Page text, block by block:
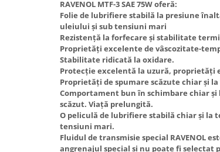
RAVENOL MTF-3 SAE 75W oferă:
Folie de lubrifiere stabilă la presiune
uleiului și sub tensiuni mari
Rezistență la forfecare și stabilitate
Proprietăți excelente de vâscozitate-
Stabilitate ridicată la oxidare.
Protecție excelentă la uzură, proprietăți
Proprietăți de spumare scăzute chiar și
Comportament bun în schimbare chiar
scăzut. Viață prelungită.
O peliculă de lubrifiere stabilă chiar și
tensiuni mari.
Fluidul de transmisie special RAVENOL
angrenajul special și nu poate fi selectat